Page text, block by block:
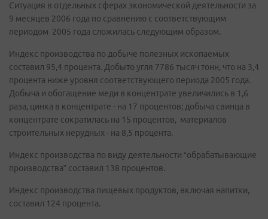
Ситуация в отдельных сферах экономической деятельности за
9 месяцев 2006 года по сравнению с соответствующим
периодом 2005 года сложилась следующим образом.
Индекс производства по добыче полезных ископаемых
составил 95,4 процента. Добыто угля 7786 тысяч тонн, что на 3,4
процента ниже уровня соответствующего периода 2005 года.
Добыча и обогащение меди в концентрате увеличились в 1,6
раза, цинка в концентрате - на 17 процентов; добыча свинца в
концентрате сократилась на 15 процентов, материалов
строительных нерудных - на 8,5 процента.
Индекс производства по виду деятельности “обрабатывающие
производства” составил 138 процентов.
Индекс производства пищевых продуктов, включая напитки,
составил 124 процента.